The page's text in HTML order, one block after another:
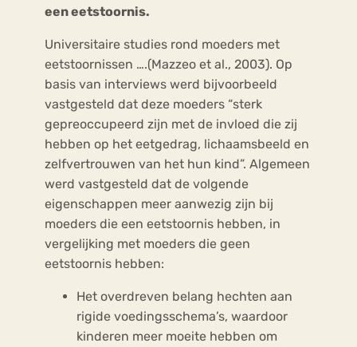
een eetstoornis.
Universitaire studies rond moeders met
eetstoornissen ….(Mazzeo et al., 2003). Op
basis van interviews werd bijvoorbeeld
vastgesteld dat deze moeders “sterk
gepreoccupeerd zijn met de invloed die zij
hebben op het eetgedrag, lichaamsbeeld en
zelfvertrouwen van het hun kind”. Algemeen
werd vastgesteld dat de volgende
eigenschappen meer aanwezig zijn bij
moeders die een eetstoornis hebben, in
vergelijking met moeders die geen
eetstoornis hebben:
Het overdreven belang hechten aan
rigide voedingsschema’s, waardoor
kinderen meer moeite hebben om